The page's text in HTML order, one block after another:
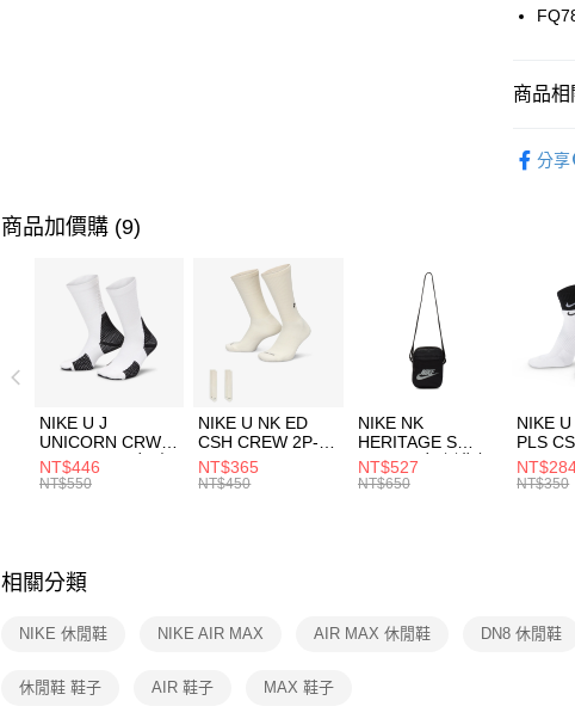
國泰
聯邦
台新
悠遊付
【關於
３．安
【「
１．
付」結
２．
３．
／ATM
※ 請注
絡購買
先享後
１．
交易，
每筆
每筆
商品相
分享
商品加價購 (9)
NIKE U J
UNICORN CRW
1PR -160 男女 中
統襪 FZ3393100
NT$446
NT$550
NIKE U NK ED
CSH CREW 2P-
144 EMBRDY 男
女 短統襪
NT$365
NT$450
NIKE NK
HERITAGE S
SMIT 男女 側背包
BA5871010
NT$527
NT$650
NIKE
PLS
144
襪
NT$350
相關分類
NIKE 休閒鞋 NIKE AIR MAX AIR MAX 休閒鞋 DN8 休閒鞋
休閒鞋 鞋子 AIR 鞋子 MAX 鞋子